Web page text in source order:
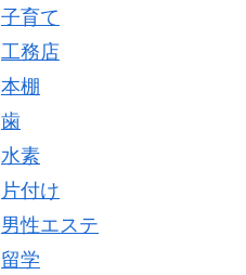
子育て
工務店
本棚
歯
水素
片付け
男性エステ
留学